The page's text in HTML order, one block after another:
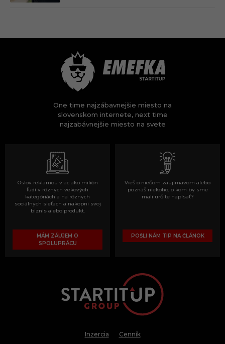
One time najzábavnejšie miesto na
slovenskom internete, next time
najzabávnejšie miesto na svete
Oslov reklamou viac ako milión
ľudí v rôznych vekových
kategóriách a na rôznych
sociálnych sieťach a nakopni svoj
biznis alebo produkt.
MÁM ZÁUJEM O
SPOLUPRÁCU
Vieš o niečom zaujímavom alebo
poznáš niekoho, o kom by sme
mali určite napísať?
POŠLI NÁM TIP NA ČLÁNOK
Inzercia Cenník